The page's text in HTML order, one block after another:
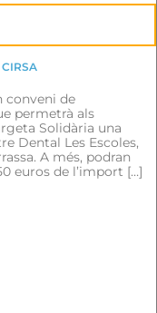
conveni de
permetrà als
Solidària una
Dental Les Escoles,
A més, podran
euros de l’import […]